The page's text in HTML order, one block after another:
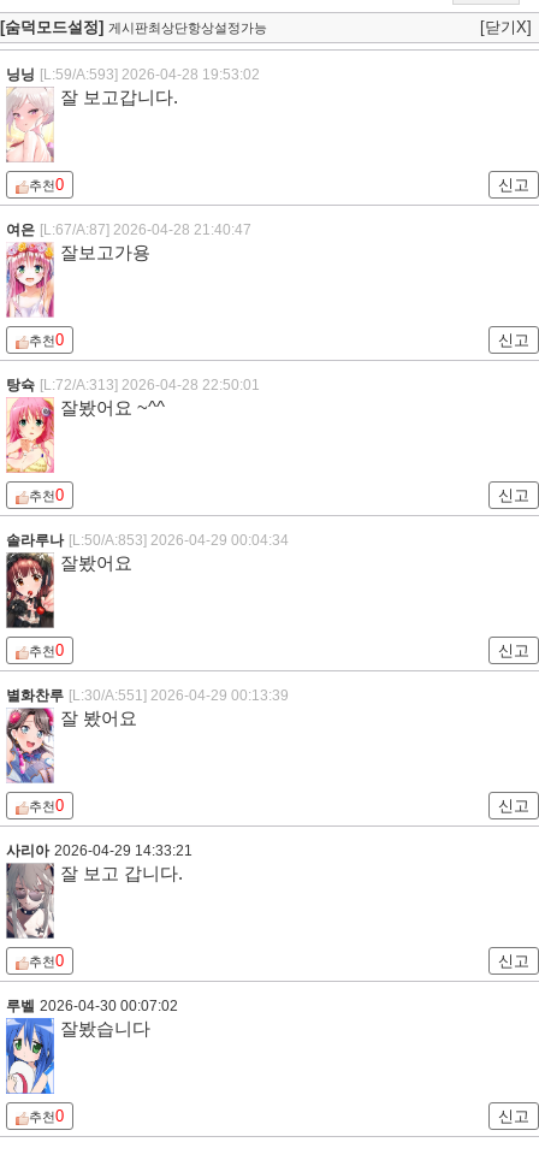
[숨덕모드설정] 게시판최상단항상설정가능 [닫기X]
닝닝 [L:59/A:593] 2026-04-28 19:53:02
잘 보고갑니다.
추천0 신고
여은 [L:67/A:87] 2026-04-28 21:40:47
잘보고가용
추천0 신고
탕슉 [L:72/A:313] 2026-04-28 22:50:01
잘봤어요 ~^^
추천0 신고
솔라루나 [L:50/A:853] 2026-04-29 00:04:34
잘봤어요
추천0 신고
별화찬루 [L:30/A:551] 2026-04-29 00:13:39
잘 봤어요
추천0 신고
사리아 2026-04-29 14:33:21
잘 보고 갑니다.
추천0 신고
루벨 2026-04-30 00:07:02
잘봤습니다
추천0 신고